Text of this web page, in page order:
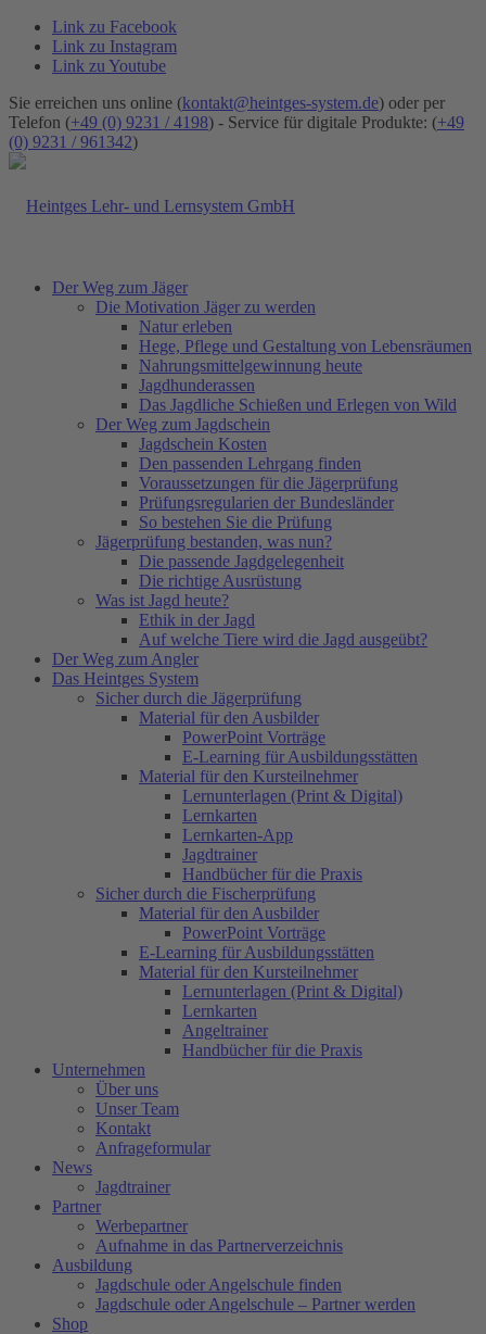
Link zu Facebook
Link zu Instagram
Link zu Youtube
Sie erreichen uns online (kontakt@heintges-system.de) oder per
Telefon (+49 (0) 9231 / 4198) - Service für digitale Produkte: (+49
(0) 9231 / 961342)
Der Weg zum Jäger
Die Motivation Jäger zu werden
Natur erleben
Hege, Pflege und Gestaltung von Lebensräumen
Nahrungsmittelgewinnung heute
Jagdhunderassen
Das Jagdliche Schießen und Erlegen von Wild
Der Weg zum Jagdschein
Jagdschein Kosten
Den passenden Lehrgang finden
Voraussetzungen für die Jägerprüfung
Prüfungsregularien der Bundesländer
So bestehen Sie die Prüfung
Jägerprüfung bestanden, was nun?
Die passende Jagdgelegenheit
Die richtige Ausrüstung
Was ist Jagd heute?
Ethik in der Jagd
Auf welche Tiere wird die Jagd ausgeübt?
Der Weg zum Angler
Das Heintges System
Sicher durch die Jägerprüfung
Material für den Ausbilder
PowerPoint Vorträge
E-Learning für Ausbildungsstätten
Material für den Kursteilnehmer
Lernunterlagen (Print & Digital)
Lernkarten
Lernkarten-App
Jagdtrainer
Handbücher für die Praxis
Sicher durch die Fischerprüfung
Material für den Ausbilder
PowerPoint Vorträge
E-Learning für Ausbildungsstätten
Material für den Kursteilnehmer
Lernunterlagen (Print & Digital)
Lernkarten
Angeltrainer
Handbücher für die Praxis
Unternehmen
Über uns
Unser Team
Kontakt
Anfrageformular
News
Jagdtrainer
Partner
Werbepartner
Aufnahme in das Partnerverzeichnis
Ausbildung
Jagdschule oder Angelschule finden
Jagdschule oder Angelschule – Partner werden
Shop